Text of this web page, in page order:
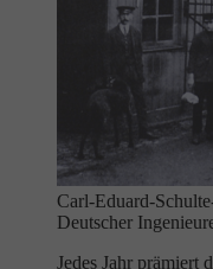
Carl-Eduard-
Deutscher
Jedes Jahr prämiert